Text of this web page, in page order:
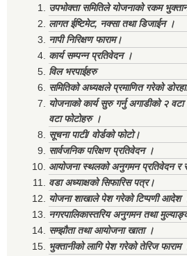
उपभोक्ता समितिले योजनाको रकम
लागत ईष्टिमेट, नक्सा तथा डिजाईन ।
नापी निरिक्षण फाराम।
कार्य सम्पन्न प्रतिवेदन ।
विल भरपाईहरु
समितिको अध्यक्षले प्रमाणित गरेको
योजनाको कार्य सुरु गर्नु अगाडीको २
वटा फोटोहरु ।
सूचना पाटी/ वोर्डको फोटो।
सार्वजनिक परिक्षण प्रतिवेदन ।
आयोजना स्थलको अनुगमन प्रतिवेदन र
वडा अध्याक्षको सिफारिस पत्र।
योजना शाखाले पेश गरेको टिप्पणी आदेश
नगरपालिकास्तरिय अनुगमन तथा
सम्झौता तथा आयोजना खाता ।
भुक्तानीको लागि पेश गरेको तेरिज फाराम